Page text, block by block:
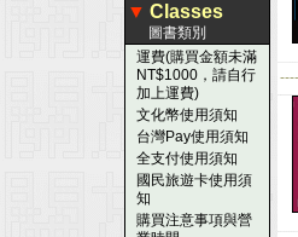
▼ Classes
圖書類別
運費(購買金額未滿
NT$1000，請自行
加上運費)
文化幣使用須知
台灣Pay使用須知
全支付使用須知
國民旅遊卡使用須
知
購買注意事項與營